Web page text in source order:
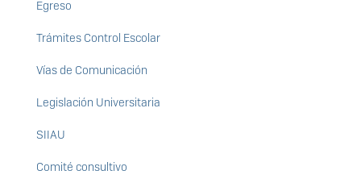
Egreso
Trámites Control Escolar
Vías de Comunicación
Legislación Universitaria
SIIAU
Comité consultivo